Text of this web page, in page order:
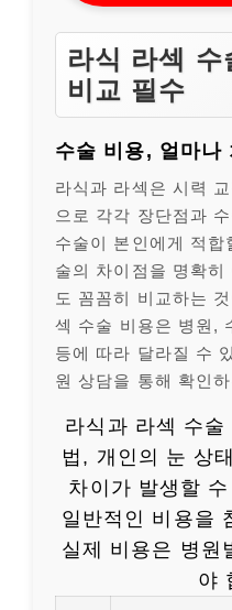
라식 라섹
비교 필수
수술 비용, 얼마나
라식과 라섹은 시력
으로 각각 장단점과
수술이 본인에게 적
술의 차이점을 명확히
도 꼼꼼히 비교하는
섹 수술 비용은 병원,
등에 따라 달라질 수
원 상담을 통해 확인
라식과 라섹 수
법, 개인의 눈 상
차이가 발생할
일반적인 비용을
실제 비용은 병원
야